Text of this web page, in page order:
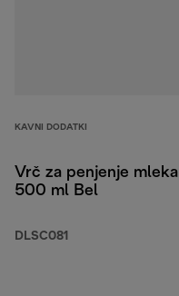
KAVNI DODATKI
Vrč za penjenje mleka
500 ml Bel
DLSC081